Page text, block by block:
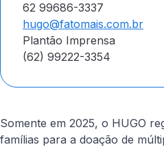
62 99686-3337
hugo@fatomais.com.br
Plantão Imprensa
(62) 99222-3354
Somente em 2025, o HUGO
famílias para a doação de